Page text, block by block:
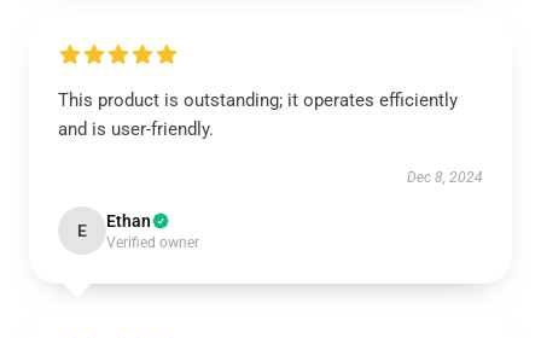
This product is outstanding; it operates efficiently
and is user-friendly.
Dec 8, 2024
E Ethan
Verified owner